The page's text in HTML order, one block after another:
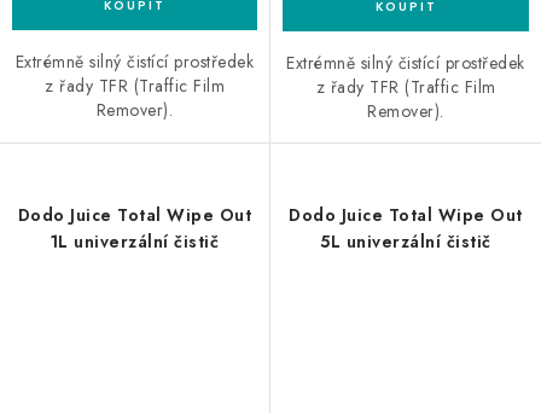
Extrémně silný čistící prostředek
z řady TFR (Traffic Film
Remover).
Extrémně silný čistící prostředek
z řady TFR (Traffic Film
Remover).
Dodo Juice Total Wipe Out
1L univerzální čistič
Dodo Juice Total Wipe Out
5L univerzální čistič